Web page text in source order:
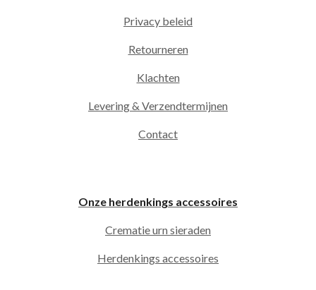
Privacy beleid
Retourneren
Klachten
Levering & Verzendtermijnen
Contact
Onze herdenkings accessoires
Crematie urn sieraden
Herdenkings accessoires